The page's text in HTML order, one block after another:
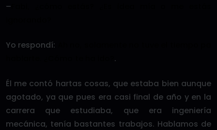
–
Yo respondí:
.
Él me contó hartas cosas, que estaba bien aunque
agotado, ya que pues era casi final de año y en la
carrera que estudiaba, que era ingeniería
mecánica, tenía bastantes trabajos. Hablamos de